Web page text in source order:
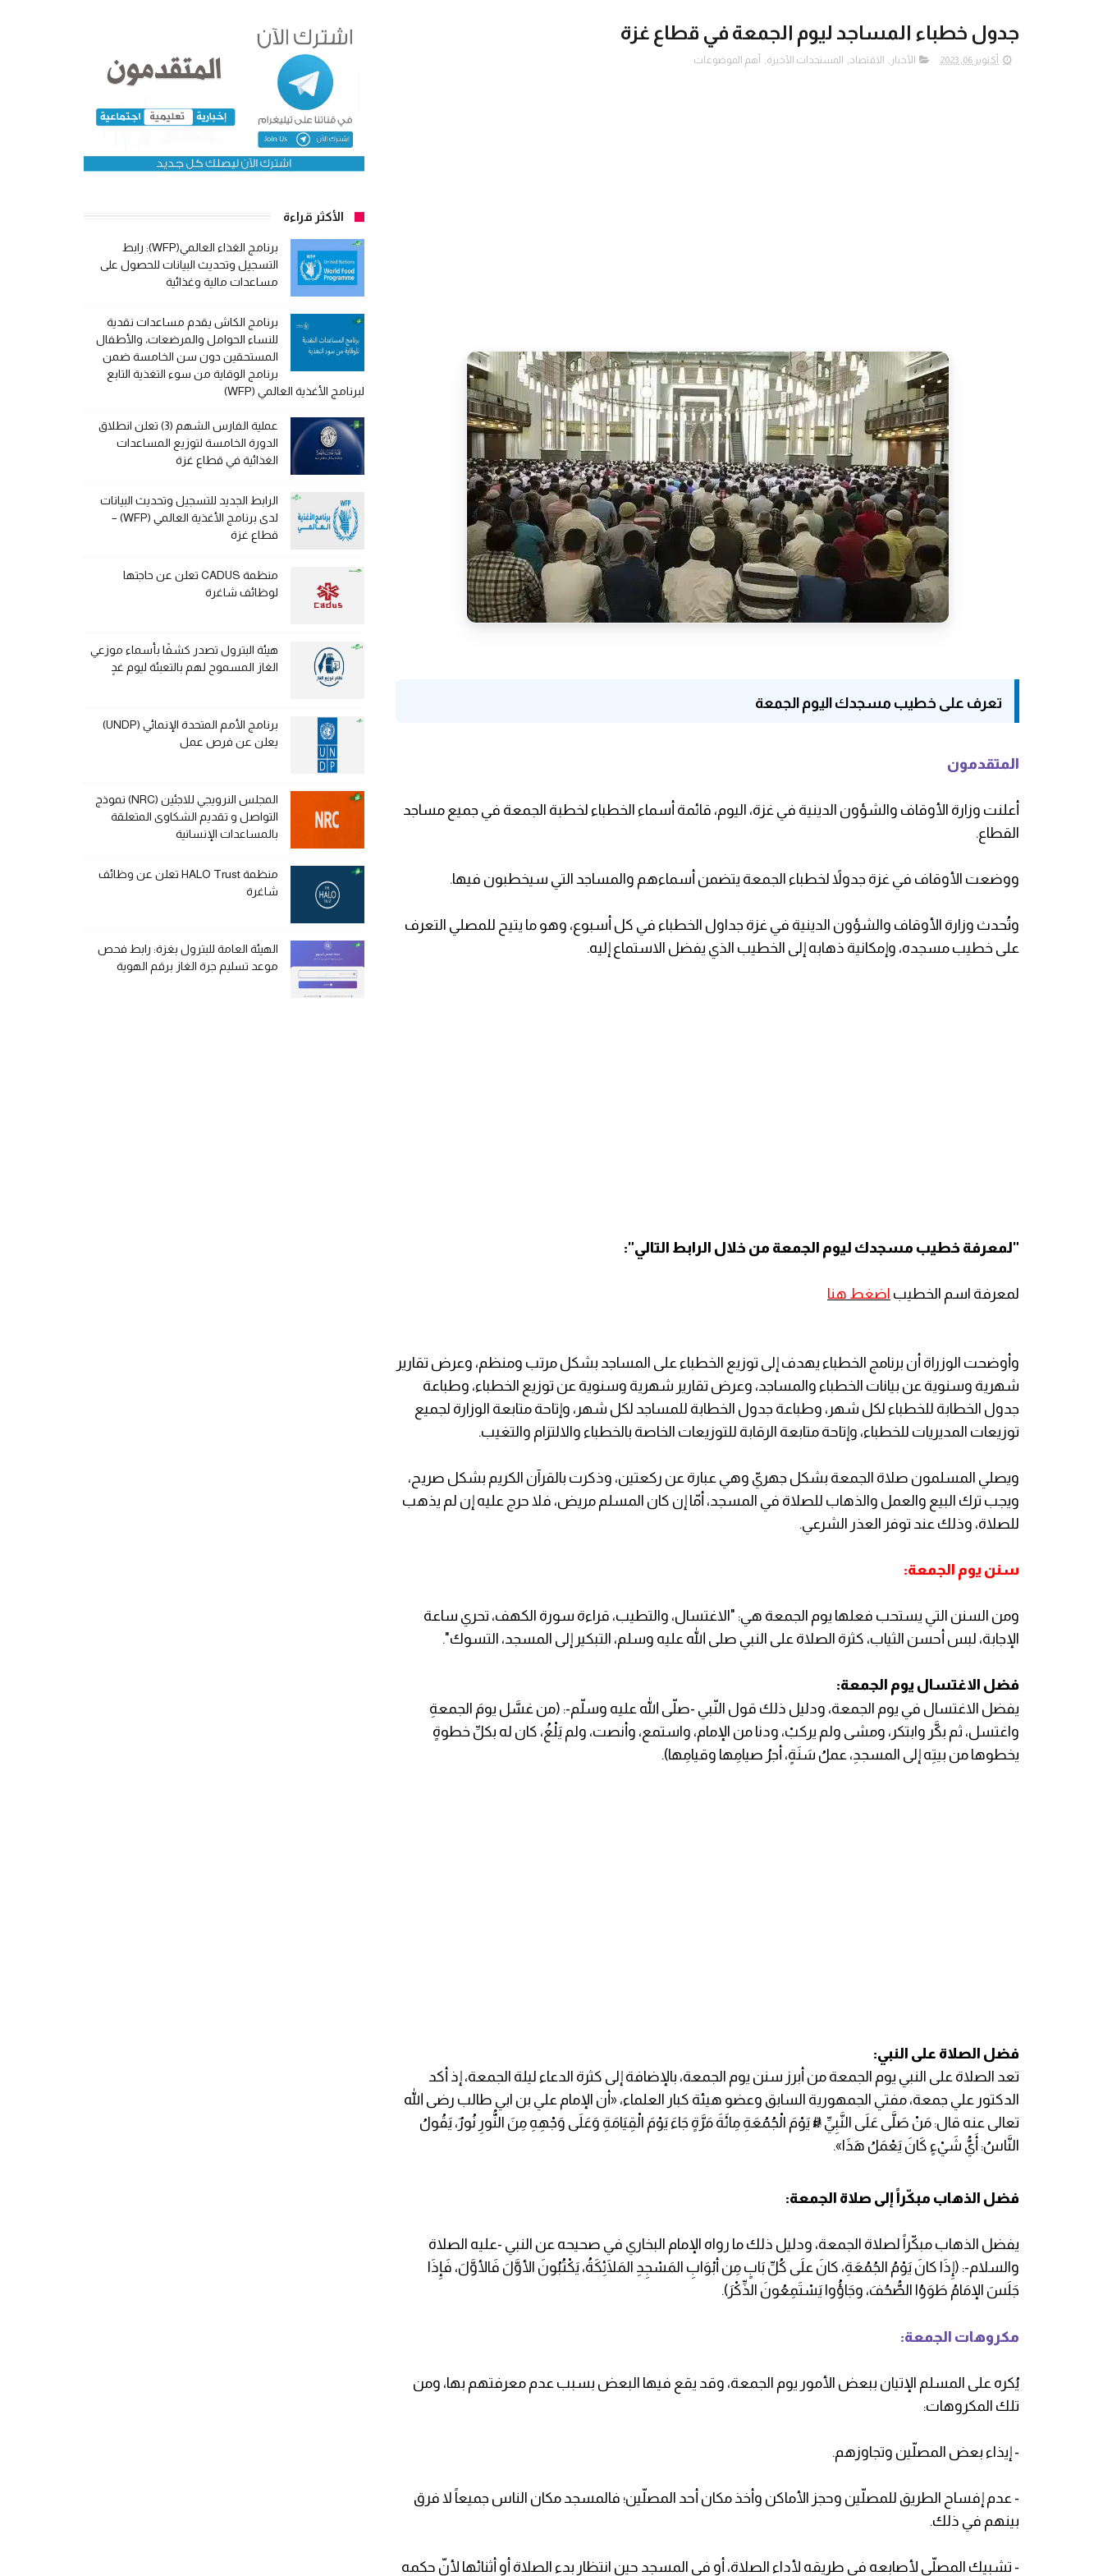
جدول خطباء المساجد ليوم الجمعة في قطاع غزة
أكتوبر 06, 2023 الأخبار , الاقتصاد, المستجدات الأخيرة, أهم الموضوعات
تعرف على خطيب مسجدك اليوم الجمعة
المتقدمون
أعلنت وزارة الأوقاف والشؤون الدينية في غزة، اليوم، قائمة أسماء الخطباء لخطبة الجمعة في جميع مساجد
القطاع.
ووضعت الأوقاف في غزة جدولاً لخطباء الجمعة يتضمن أسماءهم والمساجد التي سيخطبون فيها.
وتُحدث وزارة الأوقاف والشؤون الدينية في غزة جداول الخطباء في كل أسبوع، وهو ما يتيح للمصلي التعرف
على خطيب مسجده، وإمكانية ذهابه إلى الخطيب الذي يفضل الاستماع إليه.
"لمعرفة خطيب مسجدك ليوم الجمعة من خلال الرابط التالي":
لمعرفة اسم الخطيب اضغط هنا
وأوضحت الوزراة أن برنامج الخطباء يهدف إلى توزيع الخطباء على المساجد بشكل مرتب ومنظم، وعرض تقارير
شهرية وسنوية عن بيانات الخطباء والمساجد، وعرض تقارير شهرية وسنوية عن توزيع الخطباء، وطباعة
جدول الخطابة للخطباء لكل شهر، وطباعة جدول الخطابة للمساجد لكل شهر، وإتاحة متابعة الوزارة لجميع
توزيعات المديريات للخطباء، وإتاحة متابعة الرقابة للتوزيعات الخاصة بالخطباء والالتزام والتغيب.
ويصلي المسلمون صلاة الجمعة بشكل جهريّ وهي عبارة عن ركعتين، وذكرت بالقرآن الكريم بشكل صريح،
ويجب ترك البيع والعمل والذهاب للصلاة في المسجد، أمّا إن كان المسلم مريض، فلا حرج عليه إن لم يذهب
للصلاة، وذلك عند توفر العذر الشرعي.
سنن يوم الجمعة:
ومن السنن التي يستحب فعلها يوم الجمعة هي: "الاغتسال، والتطيب، قراءة سورة الكهف، تحري ساعة
الإجابة، لبس أحسن الثياب، كثرة الصلاة على النبي صلى الله عليه وسلم، التبكير إلى المسجد، التسوك".
فضل الاغتسال يوم الجمعة:
يفضل الاغتسال في يوم الجمعة، ودليل ذلك قول النّبي -صلّى الله عليه وسلّم-: (من غسَّل يومَ الجمعةِ
واغتسل، ثم بكَّر وابتكر، ومشى ولم يركبْ، ودنا من الإمام، واستمع، وأنصت، ولم يَلْغُ، كان له بكلِّ خطوةٍ
يخطوها من بيتِه إلى المسجدِ، عملُ سَنَةٍ، أجرُ صيامِها وقيامِها).
فضل الصلاة على النبي:
تعد الصلاة على النبي يوم الجمعة من أبرز سنن يوم الجمعة، بالإضافة إلى كثرة الدعاء ليلة الجمعة، إذ أكد
الدكتور علي جمعة، مفتي الجمهورية السابق وعضو هيئة كبار العلماء، «أن الإمام علي بن ابي طالب رضى الله
تعالى عنه قال: مَنْ صَلَّى عَلَى النَّبِيِّ ﷺ يَوْمَ الْجُمُعَةِ مِائَةَ مَرَّةٍ جَاءَ يَوْمَ الْقِيَامَةِ وَعَلَى وَجْهِهِ مِنَ النُّورِ نُورٌ، يَقُولُ
النَّاسُ: أَيُّ شَيْءٍ كَانَ يَعْمَلُ هَذَا».
فضل الذهاب مبكّراً إلى صلاة الجمعة:
يفضل الذهاب مبكّراً لصلاة الجمعة، ودليل ذلك ما رواه الإمام البخاري في صحيحه عن النبي -عليه الصلاة
والسلام-: (إِذَا كانَ يَوْمُ الجُمُعَةِ، كانَ علَى كُلِّ بَابٍ مِن أبْوَابِ المَسْجِدِ المَلَائِكَةُ، يَكْتُبُونَ الأوَّلَ فَالأوَّلَ، فَإِذَا
جَلَسَ الإمَامُ طَوَوُا الصُّحُفَ، وجَاؤُوا يَسْتَمِعُونَ الذِّكْرَ).
مكروهات الجمعة:
يُكره على المسلم الإتيان ببعض الأمور يوم الجمعة، وقد يقع فيها البعض بسبب عدم معرفتهم بها، ومن
تلك المكروهات:
- إيذاء بعض المصلّين وتجاوزهم.
- عدم إفساح الطريق للمصلّين وحجز الأماكن وأخذ مكان أحد المصلّين؛ فالمسجد مكان الناس جميعاً لا فرق
بينهم في ذلك.
- تشبيك المصلّي لأصابعه في طريقه لأداء الصلاة، أو في المسجد حين انتظار بدء الصلاة أو أثنائها لأنّ حكمه
الأكثر قراءة
برنامج الغذاء العالمي(WFP): رابط
التسجيل وتحديث البيانات للحصول على
مساعدات مالية وغذائية
برنامج الكاش يقدم مساعدات نقدية
للنساء الحوامل والمرضعات، والأطفال
المستحقين دون سن الخامسة ضمن
برنامج الوقاية من سوء التغذية التابع
لبرنامج الأغذية العالمي (WFP)
عملية الفارس الشهم (3) تعلن انطلاق
الدورة الخامسة لتوزيع المساعدات
الغذائية في قطاع غزة
الرابط الجديد للتسجيل وتحديث البيانات
لدى برنامج الأغذية العالمي (WFP) –
قطاع غزة
منظمة CADUS تعلن عن حاجتها
لوظائف شاغرة
هيئة البترول تصدر كشفًا بأسماء موزعي
الغاز المسموح لهم بالتعبئة ليوم غدٍ
برنامج الأمم المتحدة الإنمائي (UNDP)
يعلن عن فرص عمل
المجلس النرويجي للاجئين (NRC) نموذج
التواصل و تقديم الشكاوى المتعلقة
بالمساعدات الإنسانية
منظمة HALO Trust تعلن عن وظائف
شاغرة
الهيئة العامة للبترول بغزة: رابط فحص
موعد تسليم جرة الغاز برقم الهوية